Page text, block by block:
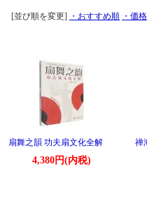
[並び順を変更] ・おすすめ順 ・価
扇舞之韻 功夫扇文化全解
4,380円(内税)
禅